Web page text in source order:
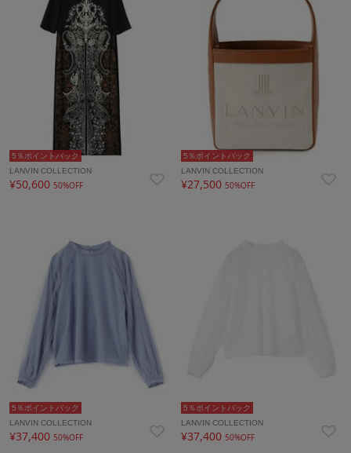
5％ポイントバック
LANVIN COLLECTION
¥50,600 50%OFF
5％ポイントバック
LANVIN COLLECTION
¥27,50050%OFF
5％ポイントバック
LANVIN COLLECTION
¥37,400 50%OFF
5％ポイントバック
LANVIN COLLECTION
¥37,40050%OFF